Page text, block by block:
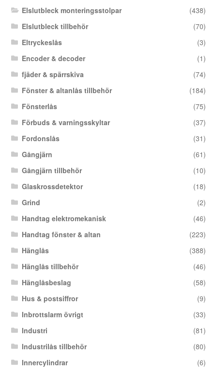
Elslutbleck monteringsstolpar
(438)
Elslutbleck tillbehör
(70)
Eltryckeslås
(3)
Encoder & decoder
(1)
fjäder & spärrskiva
(74)
Fönster & altanlås tillbehör
(184)
Fönsterlås
(75)
Förbuds & varningsskyltar
(37)
Fordonslås
(31)
Gångjärn
(61)
Gångjärn tillbehör
(10)
Glaskrossdetektor
(18)
Grind
(2)
Handtag elektromekanisk
(46)
Handtag fönster & altan
(223)
Hänglås
(388)
Hänglås tillbehör
(46)
Hänglåsbeslag
(58)
Hus & postsiffror
(9)
Inbrottslarm övrigt
(33)
Industri
(81)
Industrilås tillbehör
(80)
Innercylindrar
(6)